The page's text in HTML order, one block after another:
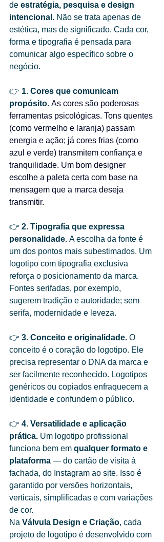
de estratégia, pesquisa e design
intencional . Não se trata apenas de
estética, mas de significado. Cada cor,
forma e tipografia é pensada para
comunicar algo específico sobre o
negócio.
👉 1. Cores que comunicam
propósito. As cores são poderosas
ferramentas psicológicas. Tons quentes
(como vermelho e laranja) passam
energia e ação; já cores frias (como
azul e verde) transmitem confiança e
tranquilidade. Um bom designer
escolhe a paleta certa com base na
mensagem que a marca deseja
transmitir.
👉 2. Tipografia que expressa
personalidade. A escolha da fonte é
um dos pontos mais subestimados. Um
logotipo com tipografia exclusiva
reforça o posicionamento da marca.
Fontes serifadas, por exemplo,
sugerem tradição e autoridade; sem
serifa, modernidade e leveza.
👉 3. Conceito e originalidade. O
conceito é o coração do logotipo. Ele
precisa representar o DNA da marca e
ser facilmente reconhecido. Logotipos
genéricos ou copiados enfraquecem a
identidade e confundem o público.
👉 4. Versatilidade e aplicação
prática. Um logotipo profissional
funciona bem em qualquer formato e
plataforma — do cartão de visita à
fachada, do Instagram ao site. Isso é
garantido por versões horizontais,
verticais, simplificadas e com variações
de cor.
Na Válvula Design e Criação, cada
projeto de logotipo é desenvolvido com